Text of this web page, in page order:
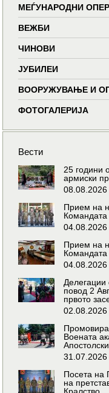
МЕЃУНАРОДНИ
ВЕЖБИ
ЧИНОВИ
ЈУБИЛЕИ
ВООРУЖУВАЊЕ И
ФОТОГАЛЕРИЈА
Вести
25 години
армиски
08.08.2026
Прием на
Командата
04.08.2026
Прием на
04.08.2026
Делегации
повод 2
првото
02.08.2026
Воената
31.07.2026
Посета на
на
Кралство